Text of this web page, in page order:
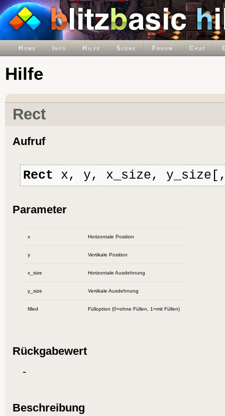
Home Info Hilfe Szene Forum Chat
Hilfe
Rect
Aufruf
Rect x, y, x_size,
Parameter
x Horizontale Position
y Vertikale Position
x_size Horizontale Ausdehnung
y_size Vertikale Ausdehnung
filled Fülloption (0=ohne Füllen, 1=mit Füllen)
Rückgabewert
-
Beschreibung